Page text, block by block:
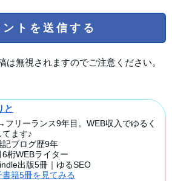
は無視されますのでご注意ください。
と
フリーランス9年目。WEB収入でゆるく
てます♪
ブログ歴9年
WEBライター
出版5冊｜ゆるSEO
籍5冊を見てみる